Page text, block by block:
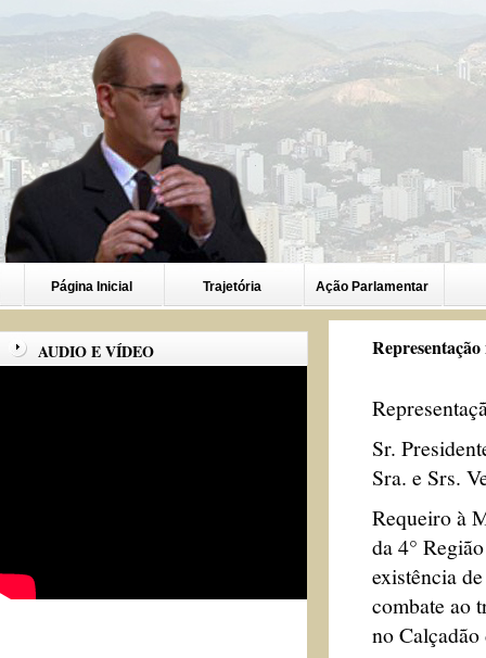
Página Inicial Trajetória Ação Parlamentar
AUDIO E VÍDEO Representação
Sr.
Sra. e Srs.
Requeiro à
da 4°
existência
combate ao
no